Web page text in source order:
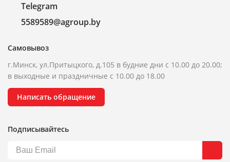
Telegram
5589589@agroup.by
Самовывоз
г.Минск, ул.Притыцкого, д.105 в будние дни с 10.00 до 20.00;
в выходные и праздничные с 10.00 до 18.00
Написать обращение
Подписывайтесь